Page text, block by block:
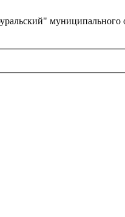
муниципального